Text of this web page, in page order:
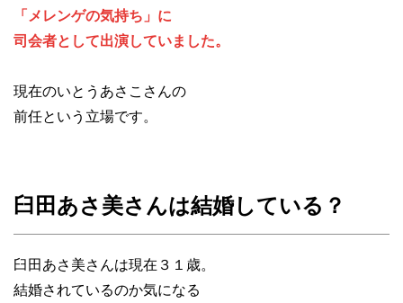
「メレンゲの気持ち」に
司会者として出演していました。
現在のいとうあさこさんの
前任という立場です。
臼田あさ美さんは結婚している？
臼田あさ美さんは現在３１歳。
結婚されているのか気になる